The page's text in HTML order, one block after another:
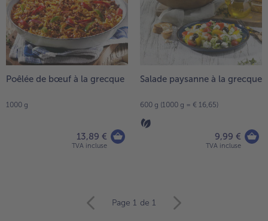
Poêlée de bœuf à la grecque
1000 g
13,89 €
TVA incluse
Salade paysanne à la grecque
600 g (1000 g = € 16,65)
9,99 €
TVA incluse
Page 1 de 1